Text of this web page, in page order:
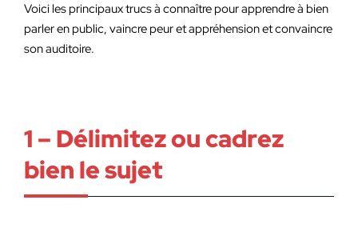
Voici les principaux trucs à connaître pour apprendre à bien
parler en public, vaincre peur et appréhension et convaincre
son auditoire.
1 – Délimitez ou cadrez
bien le sujet